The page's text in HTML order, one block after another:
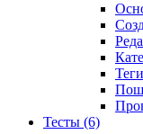
Теги
Тесты (6)